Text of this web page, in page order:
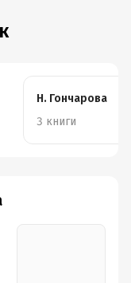
Н. Гончарова
3 книги